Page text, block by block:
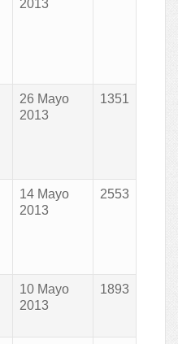
2013
26 Mayo
2013
1351
14 Mayo
2013
2553
10 Mayo
2013
1893